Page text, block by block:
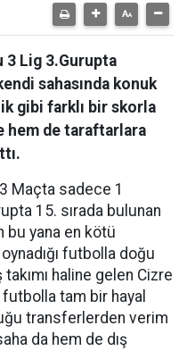
3 Lig 3.Gurupta
sahasında konuk
gibi farklı bir skorla
hem de taraftarlara
Maçta sadece 1
15. sırada bulunan
bu yana en kötü
futbolla doğu
haline gelen Cizre
futbolla tam bir hayal
transferlerden verim
da hem de dış